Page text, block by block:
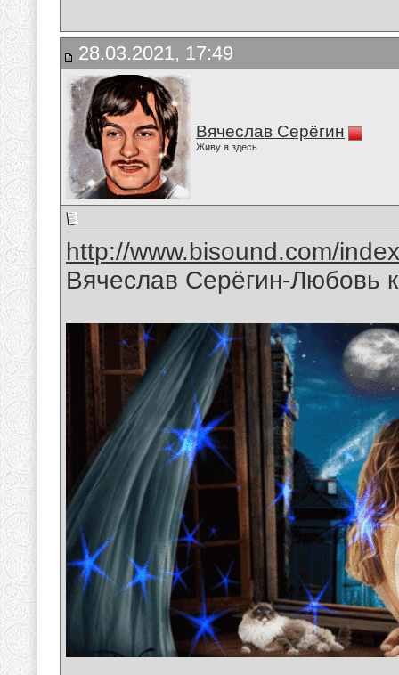
28.03.2021, 17:49
Вячеслав Серёгин
Живу я здесь
http://www.bisound.com/
Вячеслав Серёгин-Любовь